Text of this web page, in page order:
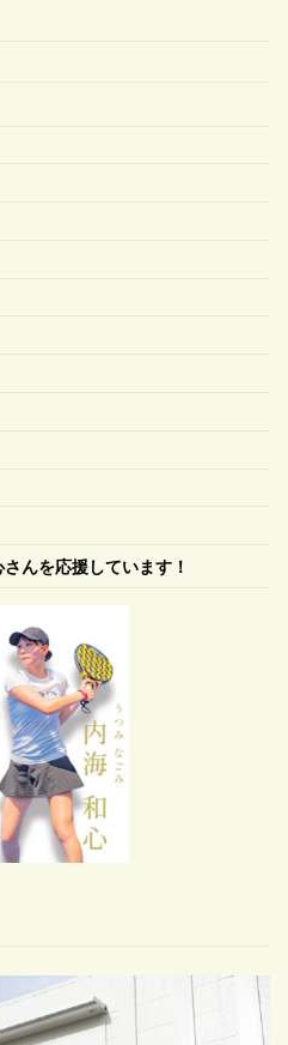
んを応援しています！